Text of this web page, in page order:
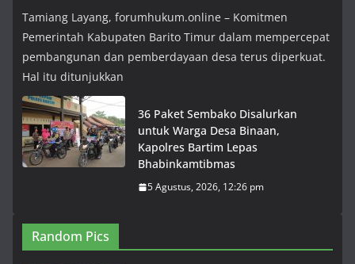
Tamiang Layang, forumhukum.online – Komitmen
Pemerintah Kabupaten Barito Timur dalam mempercepat
pembangunan dan pemberdayaan desa terus diperkuat.
Hal itu ditunjukkan
36 Paket Sembako Disalurkan
untuk Warga Desa Binaan,
Kapolres Bartim Lepas
Bhabinkamtibmas
5 Agustus, 2026, 12:26 pm
Random Pics